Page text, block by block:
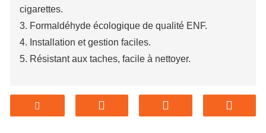
cigarettes.
3. Formaldéhyde écologique de qualité ENF.
4. Installation et gestion faciles.
5. Résistant aux taches, facile à nettoyer.